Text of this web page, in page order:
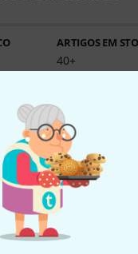
ARTIGOS EM
40+
são
53 produtos de
. Nós vendemos